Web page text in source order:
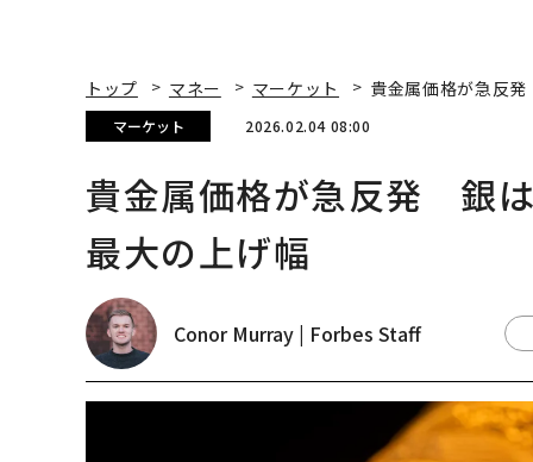
トップ マネー マーケット 貴金属価格が急反
マーケット 2026.02.04 08:00
貴金属価格が急反発 銀
最大の上げ幅
Conor Murray | Forbes Staff